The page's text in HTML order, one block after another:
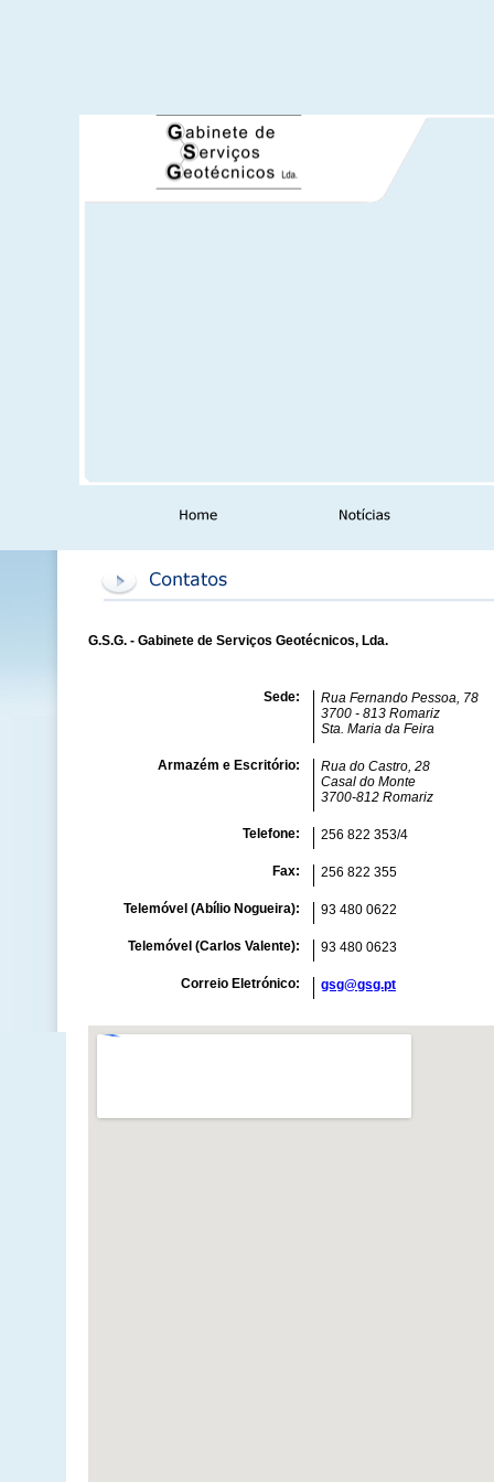
G.S.G. - Gabinete de Serviços Geotécnicos, Lda.
Sede:
Rua Fernando Pessoa, 78
3700 - 813 Romariz
Sta. Maria da Feira
Armazém e Escritório:
Rua do Castro, 28
Casal do Monte
3700-812 Romariz
Telefone: 256 822 353/4
Fax: 256 822 355
Telemóvel (Abílio Nogueira): 93 480 0622
Telemóvel (Carlos Valente): 93 480 0623
Correio Eletrónico: gsg@gsg.pt